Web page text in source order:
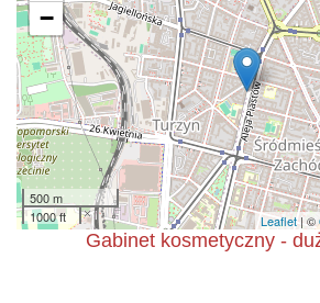
−
500 m
1000 ft
Leaflet| ©
Gabinet kosmetyczny -